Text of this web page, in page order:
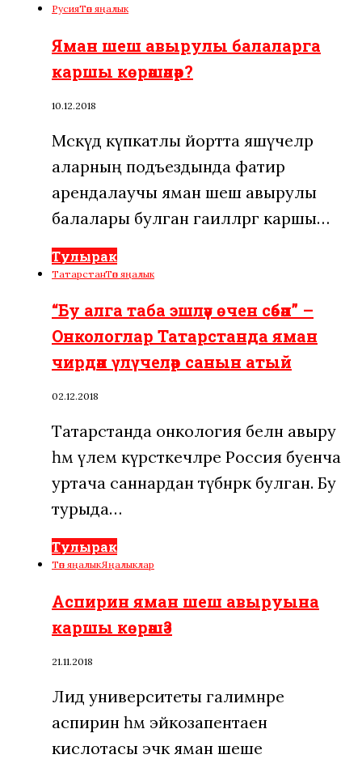
РусияТөп яңалык
Яман шеш авырулы балаларга
каршы көрәшәләр?
10.12.2018
Мәскәүдә күпкатлы йортта яшәүчеләр
аларның подъездында фатир
арендалаучы яман шеш авырулы
балалары булган гаиләләргә каршы…
Тулырак
ТатарстанТөп яңалык
“Бу алга таба эшләү өчен сәбәп” –
Онкологлар Татарстанда яман
чирдән үлүчеләр санын атый
02.12.2018
Татарстанда онкология белән авыру
һәм үлем күрсәткечләре Россия буенча
уртача саннардан түбәнрәк булган. Бу
турыда…
Тулырак
Төп яңалыкЯңалыклар
Аспирин яман шеш авыруына
каршы көрәшә?
21.11.2018
Лид университеты галимнәре
аспирин һәм эйкозапентаен
кислотасы эчәк яман шеше